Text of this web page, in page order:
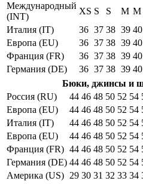
Международный
(INT)
XS S S M M
Италия (IT)
36 37 38 39 40
Европа (EU)
36 37 38 39 40
Франция (FR)
36 37 38 39 40
Германия (DE)
36 37 38 39 40
Бюки, джинсы и
Россия (RU)
44 46 48 50 52 54
Европа (EU)
44 46 48 50 52 54
Италия (IT)
44 46 48 50 52 54
Европа (EU)
44 46 48 50 52 54
Франция (FR) 44 46 48 50 52 54
Германия (DE) 44 46 48 50 52 54
Америка (US) 29 30 31 32 33 34